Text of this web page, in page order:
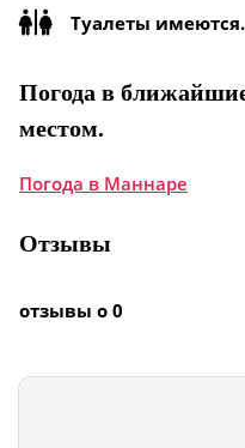
Туалеты имеются.
Погода в
местом.
Погода в Маннаре
Отзывы
отзывы о 0